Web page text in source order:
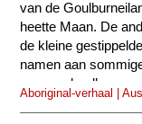
van de
heette Maan. De
de kleine
namen aan
cassaveknollen...
Aboriginal-verhaal |